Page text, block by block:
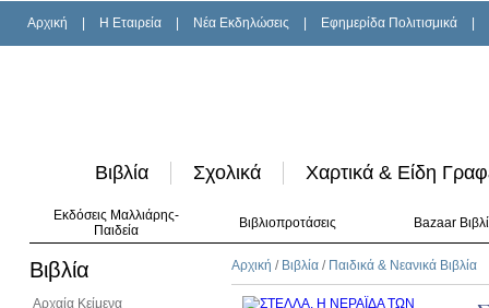
Αρχική H Εταιρεία Νέα Εκδηλώσεις Εφημερίδα Πολιτισμικά
Βιβλία Σχολικά Χαρτικά & Είδη
Εκδόσεις Μαλλιάρης-
Παιδεία
Βιβλιοπροτάσεις Bazaar
Βιβλία
Αρχαία Κείμενα
Αρχική / Βιβλία / Παιδικά & Νεανικά Βιβλία